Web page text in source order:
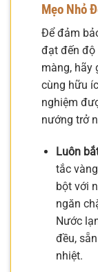
Mẹo Nhỏ
Để đảm
đạt đến độ
màng, hãy
cùng hữu
nghiệm
nướng trở
Luôn
tắc
bột với
ngăn
Nước
đều,
nhiệt.